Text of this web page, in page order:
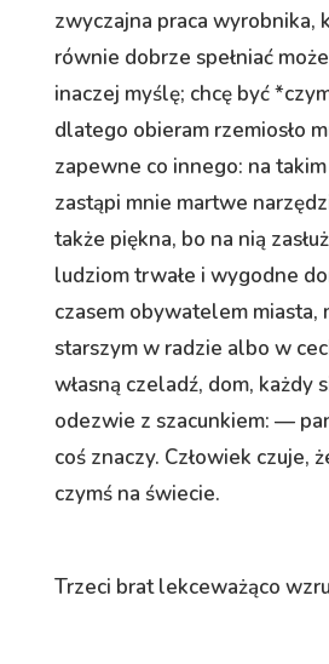
zwyczajna praca wyrobnika,
równie dobrze spełniać
inaczej myślę; chcę być
dlatego obieram rzemiosło
zapewne co innego: na
zastąpi mnie martwe
także piękna, bo na nią
ludziom trwałe i wygodne
czasem obywatelem miasta,
starszym w radzie albo w
własną czeladź, dom, każdy
odezwie z szacunkiem: —
coś znaczy. Człowiek czuje,
czymś na świecie.
Trzeci brat lekceważąco